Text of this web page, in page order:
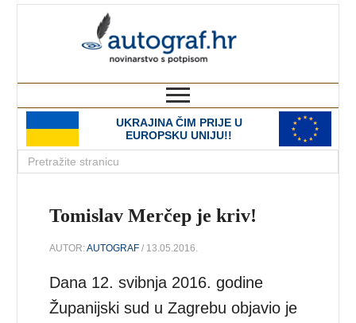
UKRAJINA ČIM PRIJE U
EUROPSKU UNIJU!!
Tomislav Merčep je kriv!
AUTOR:AUTOGRAF / 13.05.2016.
Dana 12. svibnja 2016. godine
Županijski sud u Zagrebu objavio je